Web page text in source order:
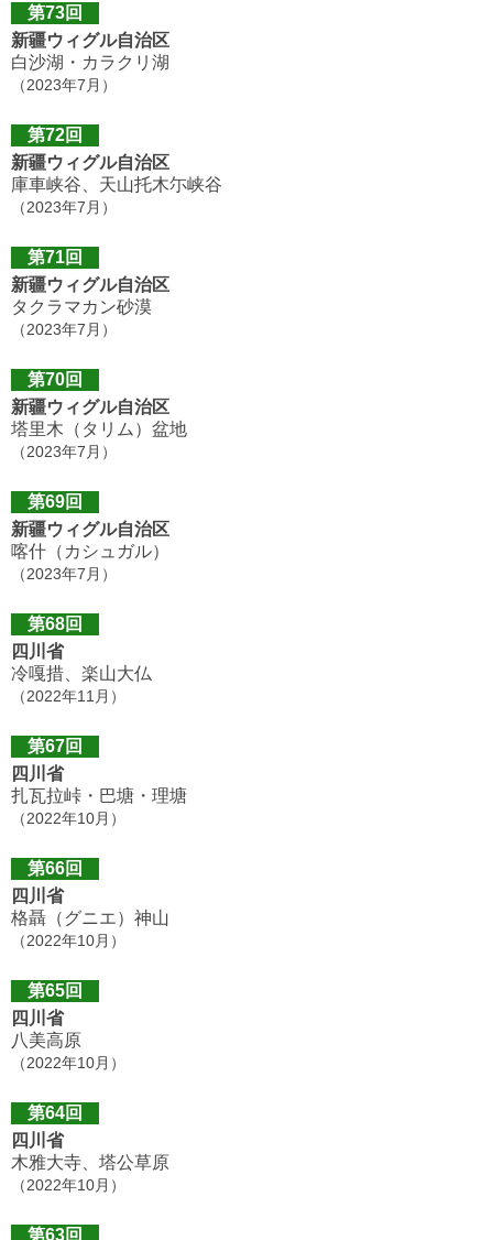
第73回
新疆ウィグル自治区
白沙湖・カラクリ湖
（2023年7月）
第72回
新疆ウィグル自治区
庫車峡谷、天山托木尓峡谷
（2023年7月）
第71回
新疆ウィグル自治区
タクラマカン砂漠
（2023年7月）
第70回
新疆ウィグル自治区
塔里木（タリム）盆地
（2023年7月）
第69回
新疆ウィグル自治区
喀什（カシュガル）
（2023年7月）
第68回
四川省
冷嘎措、楽山大仏
（2022年11月）
第67回
四川省
扎瓦拉峠・巴塘・理塘
（2022年10月）
第66回
四川省
格聶（グニエ）神山
（2022年10月）
第65回
四川省
八美高原
（2022年10月）
第64回
四川省
木雅大寺、塔公草原
（2022年10月）
第63回